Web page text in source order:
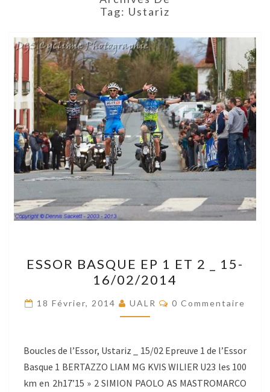
Tag: Ustariz
BASQUE
EP
1
ET
15-
16/02/2014
ESSOR BASQUE EP 1 ET 2 _ 15-
16/02/2014
18 Février, 2014 UALR Commentaires
0 Commentaire
Boucles de l’Essor, Ustariz _ 15/02 Epreuve 1 de l’Essor
Basque 1 BERTAZZO LIAM MG KVIS WILIER U23 les 100
km en 2h17’15 » 2 SIMION PAOLO AS MASTROMARCO